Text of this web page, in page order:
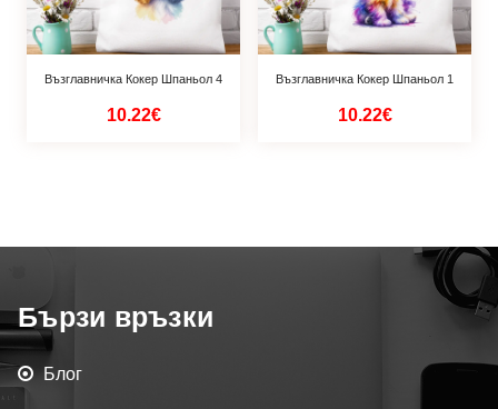
Възглавничка Кокер Шпаньол 4
10.22€
Възглавничка Кокер Шпаньол 1
10.22€
Бързи връзки
Блог